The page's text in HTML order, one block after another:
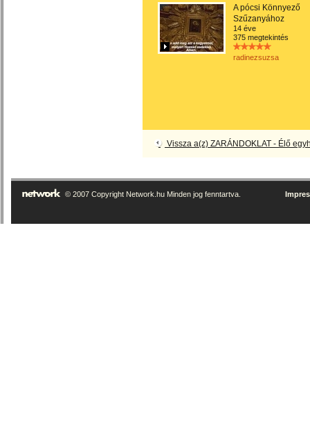
A pócsi Könnyező
Szűzanyához
14 éve
375 megtekintés
radinezsuzsa
Vissza a(z) ZARÁNDOKLAT - Élő
© 2007 Copyright Network.hu Minden jog fenntartva.